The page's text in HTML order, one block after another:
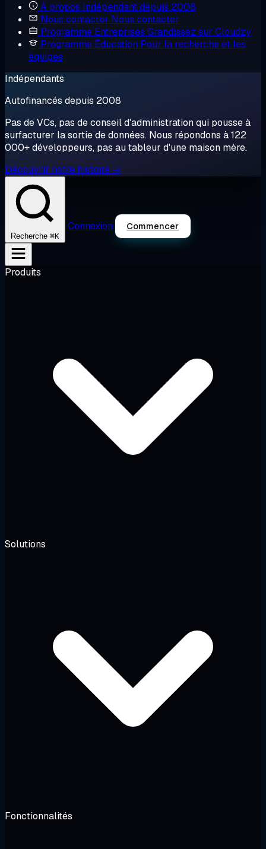
À propos Indépendant depuis 2008
Nous contacter Nous contacter
Programme Entreprises Grandissez sur Cloudzy
Programme Éducation Pour la recherche et les
équipes
Indépendants
Autofinancés depuis 2008
Pas de VCs, pas de conseil d'administration qui pousse à
surfacturer la sortie de données. Nous répondons à 122
000+ développeurs, pas au tableur d'une maison mère.
Découvrir notre histoire →
Recherche ⌘K
Connexion Commencer
Produits
Solutions
Fonctionnalités